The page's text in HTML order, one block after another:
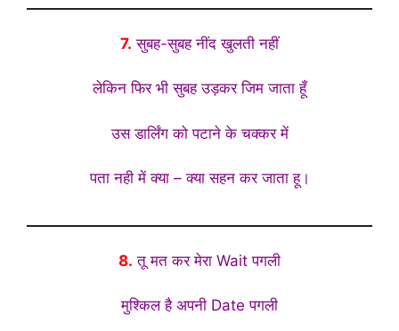
7. सुबह-सुबह नींद खुलती नहीं
लेकिन फिर भी सुबह उड़कर जिम जाता हूँ
उस डार्लिंग को पटाने के चक्कर में
पता नही में क्या – क्या सहन कर जाता हू।
8. तू मत कर मेरा Wait पगली
मुश्किल है अपनी Date पगली